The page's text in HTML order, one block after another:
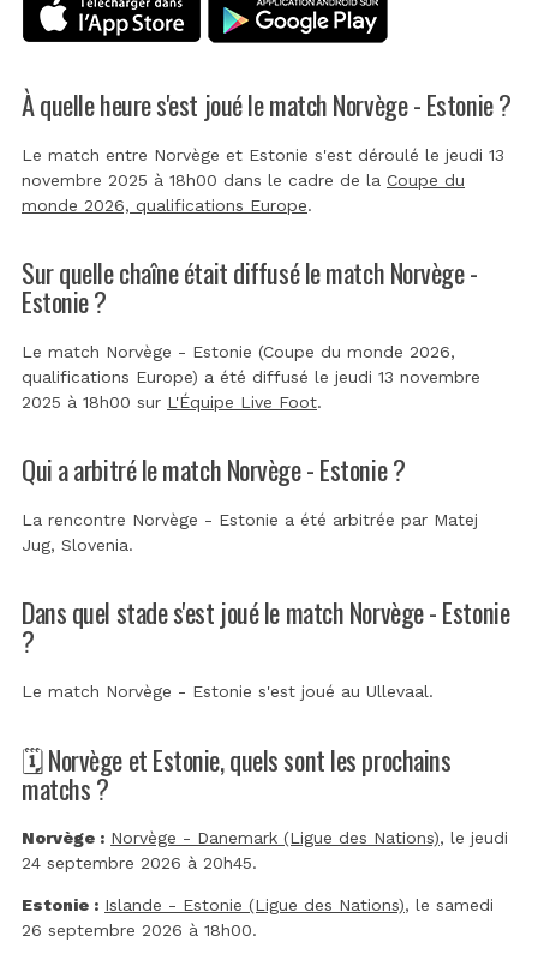
À quelle heure s'est joué le match Norvège - Estonie ?
Le match entre Norvège et Estonie s'est déroulé le jeudi 13
novembre 2025 à 18h00 dans le cadre de la Coupe du
monde 2026, qualifications Europe.
Sur quelle chaîne était diffusé le match Norvège -
Estonie ?
Le match Norvège - Estonie (Coupe du monde 2026,
qualifications Europe) a été diffusé le jeudi 13 novembre
2025 à 18h00 sur L'Équipe Live Foot.
Qui a arbitré le match Norvège - Estonie ?
La rencontre Norvège - Estonie a été arbitrée par Matej
Jug, Slovenia.
Dans quel stade s'est joué le match Norvège - Estonie
?
Le match Norvège - Estonie s'est joué au Ullevaal.
🗓️ Norvège et Estonie, quels sont les prochains
matchs ?
Norvège : Norvège - Danemark (Ligue des Nations), le jeudi
24 septembre 2026 à 20h45.
Estonie : Islande - Estonie (Ligue des Nations), le samedi
26 septembre 2026 à 18h00.